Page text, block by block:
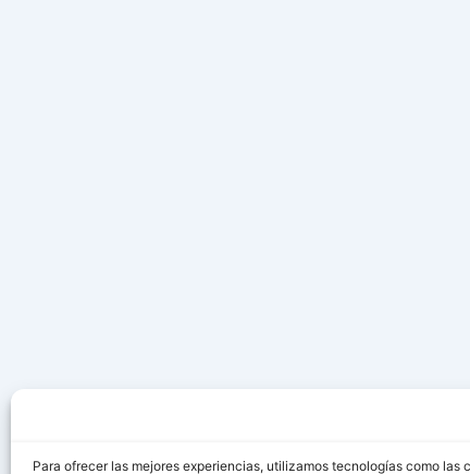
Para ofrecer las mejores experiencias, utilizamos tecnologías como